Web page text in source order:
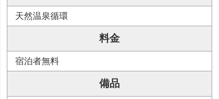
天然温泉循環
料金
宿泊者無料
備品